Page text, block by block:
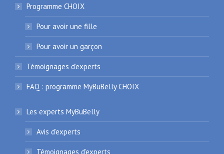
Programme CHOIX
Pour avoir une fille
Pour avoir un garçon
Témoignages d’experts
FAQ : programme MyBuBelly CHOIX
Les experts MyBuBelly
Avis d’experts
Témoignages d’experts